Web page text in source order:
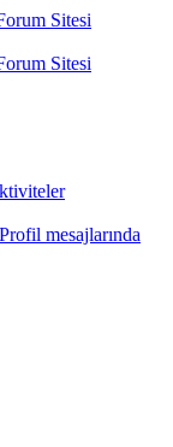
Profil mesajlarında